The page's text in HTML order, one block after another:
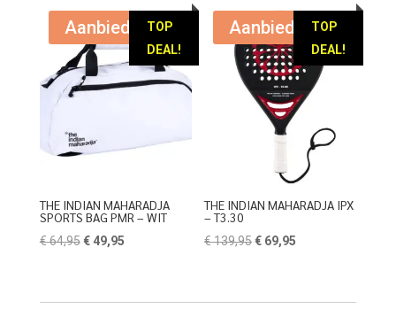
€ 29,95.€ 6,95.
€ 12,95.€ 9,95.
TOP
DEAL!
Aanbieding!
THE INDIAN MAHARADJA
SPORTS BAG PMR – WIT
€64,95 Oorspronkelijke
€49,95Huidige
TOP
DEAL!
Aanbieding!
THE INDIAN MAHARADJA IPX
– T3.30
€139,95Oorspronkelijke
€ 69,95